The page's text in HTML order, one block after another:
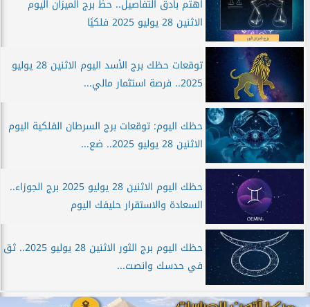
اهتم بأدق التفاصيل.. حظ برج الميزان اليوم
الاثنين 28 يوليو 2025 فلكيًا
توقعات حظك برج الأسد اليوم الاثنين 28 يوليو
2025.. فرصة استثمار مالي...
حظك اليوم: توقعات برج السرطان الفلكية اليوم
الاثنين 28 يوليو 2025.. ضع...
حظك اليوم الاثنين 28 يوليو 2025 برج الجوزاء..
السعادة والاستقرار حليفك اليوم
حظك اليوم برج الثور الاثنين 28 يوليو 2025.. ثق
في حدسك وانصت...